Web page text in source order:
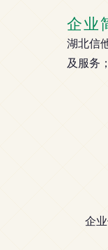
企业
湖北信
及服务
企